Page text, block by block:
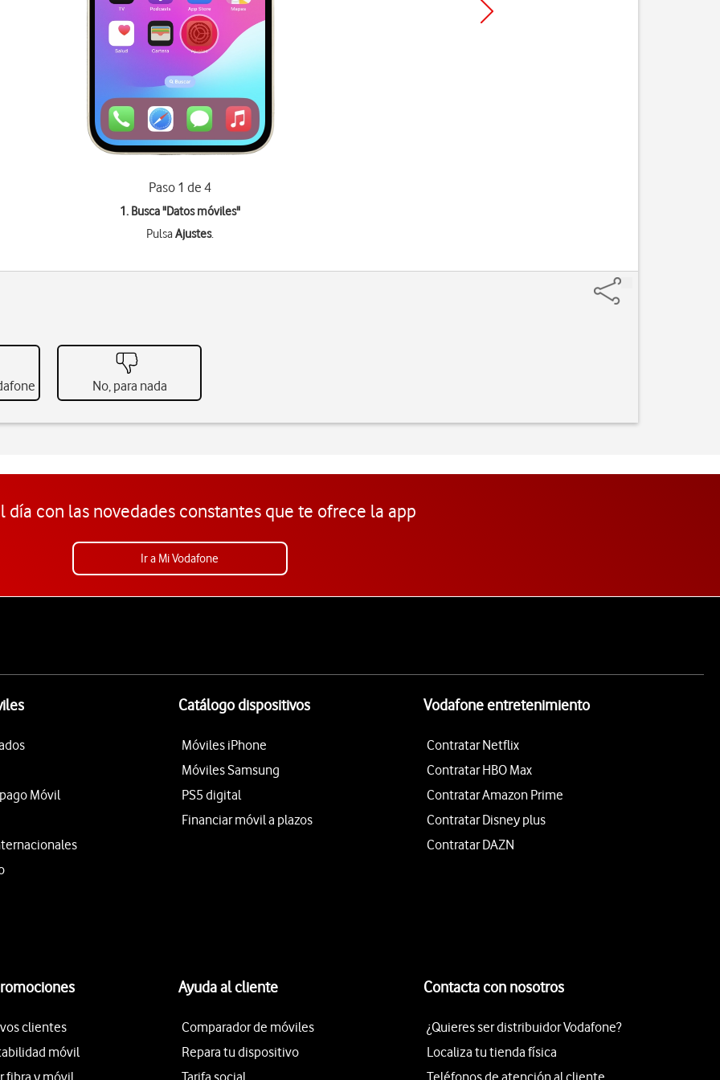
Paso 1 de 4
1. Busca "Datos móviles"
PulsaAjustes.
No, para nada
día con las novedades constantes que te ofrece la app
Ir a Mi Vodafone
Móvil
Catálogo dispositivos
Móviles iPhone
Móviles Samsung
PS5 digital
Financiar móvil a plazos
Vodafone entretenimiento
Contratar Netflix
Contratar HBO Max
Contratar Amazon Prime
Contratar Disney plus
Contratar DAZN
clientes
móvil
fibra y móvil
Ayuda al cliente
Comparador de móviles
Repara tu dispositivo
Tarifa social
Contacta con nosotros
¿Quieres ser distribuidor Vodafone?
Localiza tu tienda física
Teléfonos de atención al cliente